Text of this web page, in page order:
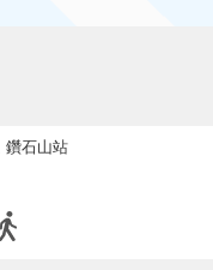
鑽石山站